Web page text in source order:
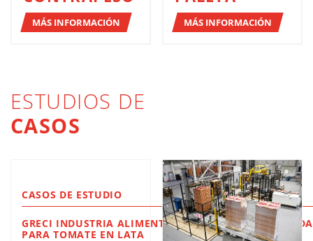
MÁS INFORMACIÓN MÁS INFORMACIÓN
ESTUDIOS DE
CASOS
CASOS DE ESTUDIO
GRECI INDUSTRIA ALIMENTARE DIMAC NOVA:
PARA TOMATE EN LATA